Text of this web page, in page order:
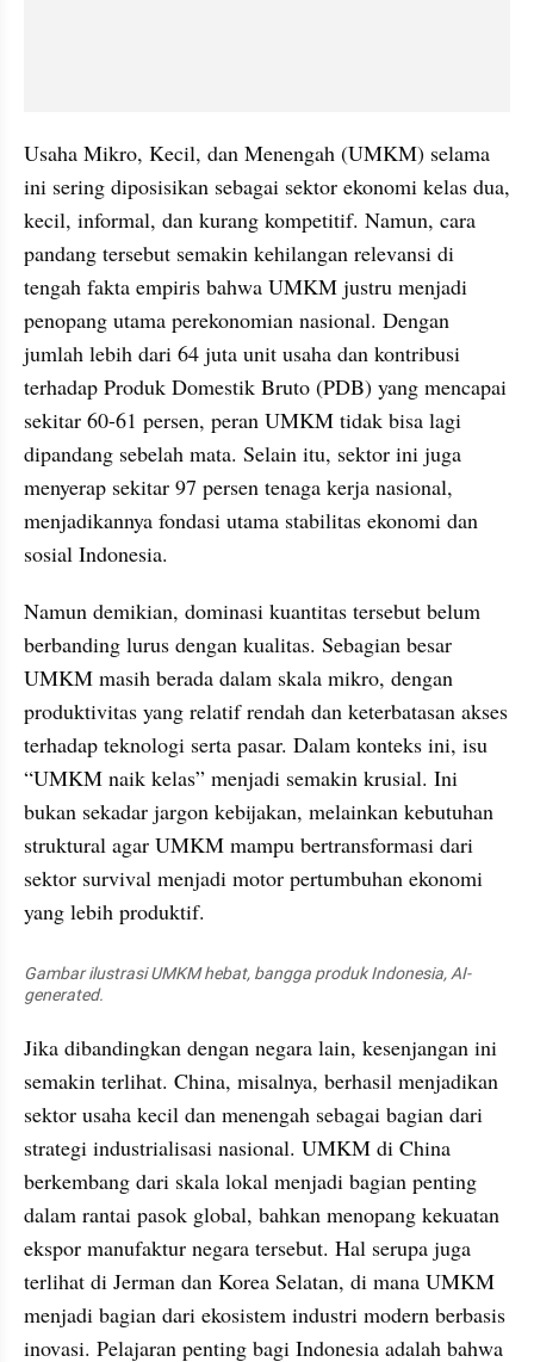
Usaha Mikro, Kecil, dan Menengah (UMKM) selama
ini sering diposisikan sebagai sektor ekonomi kelas dua,
kecil, informal, dan kurang kompetitif. Namun, cara
pandang tersebut semakin kehilangan relevansi di
tengah fakta empiris bahwa UMKM justru menjadi
penopang utama perekonomian nasional. Dengan
jumlah lebih dari 64 juta unit usaha dan kontribusi
terhadap Produk Domestik Bruto (PDB) yang mencapai
sekitar 60-61 persen, peran UMKM tidak bisa lagi
dipandang sebelah mata. Selain itu, sektor ini juga
menyerap sekitar 97 persen tenaga kerja nasional,
menjadikannya fondasi utama stabilitas ekonomi dan
sosial Indonesia.
Namun demikian, dominasi kuantitas tersebut belum
berbanding lurus dengan kualitas. Sebagian besar
UMKM masih berada dalam skala mikro, dengan
produktivitas yang relatif rendah dan keterbatasan akses
terhadap teknologi serta pasar. Dalam konteks ini, isu
“UMKM naik kelas” menjadi semakin krusial. Ini
bukan sekadar jargon kebijakan, melainkan kebutuhan
struktural agar UMKM mampu bertransformasi dari
sektor survival menjadi motor pertumbuhan ekonomi
yang lebih produktif.
Gambar ilustrasi UMKM hebat, bangga produk Indonesia, AI-
generated.
Jika dibandingkan dengan negara lain, kesenjangan ini
semakin terlihat. China, misalnya, berhasil menjadikan
sektor usaha kecil dan menengah sebagai bagian dari
strategi industrialisasi nasional. UMKM di China
berkembang dari skala lokal menjadi bagian penting
dalam rantai pasok global, bahkan menopang kekuatan
ekspor manufaktur negara tersebut. Hal serupa juga
terlihat di Jerman dan Korea Selatan, di mana UMKM
menjadi bagian dari ekosistem industri modern berbasis
inovasi. Pelajaran penting bagi Indonesia adalah bahwa